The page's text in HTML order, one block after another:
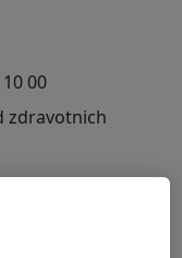
00
zdravotnich